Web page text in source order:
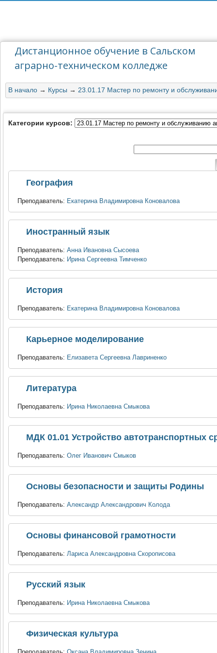
Дистанционное обучение в Сальском
аграрно-техническом колледже
В начало → Курсы → 23.01.17 Мастер по ремонту и
Категории курсов:
География
Преподаватель: Екатерина Владимировна Коновалова
Иностранный язык
Преподаватель: Анна Ивановна Сысоева
Преподаватель: Ирина Сергеевна Тимченко
История
Преподаватель: Екатерина Владимировна Коновалова
Карьерное моделирование
Преподаватель: Елизавета Сергеевна Лавриненко
Литература
Преподаватель: Ирина Николаевна Смыкова
МДК 01.01 Устройство автотранспортных
Преподаватель: Олег Иванович Смыков
Основы безопасности и защиты Родины
Преподаватель: Александр Александрович Колода
Основы финансовой грамотности
Преподаватель: Лариса Александровна Скорописова
Русский язык
Преподаватель: Ирина Николаевна Смыкова
Физическая культура